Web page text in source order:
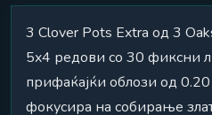
3 Clover Pots Extra од 3
5x4 редови со 30 фиксни
прифаќајќи облози од
фокусира на собирање